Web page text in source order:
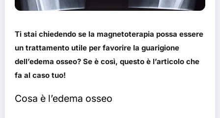
Ti stai chiedendo se la magnetoterapia possa essere
un trattamento utile per favorire la guarigione
dell’edema osseo? Se è così, questo è l’articolo che
fa al caso tuo!
Cosa è l’edema osseo